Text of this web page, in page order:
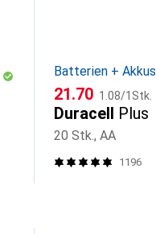
Batterien + Akkus
CHF
21.70 CHF
1.08/1Stk.
Duracell Plus
20 Stk., AA
1196